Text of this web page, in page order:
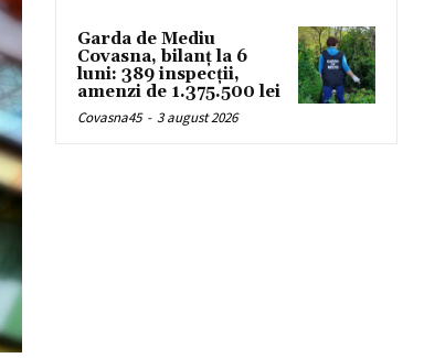
Garda de Mediu
Covasna, bilanț la 6
luni: 389 inspecții,
amenzi de 1.375.500 lei
Covasna45 - 3 august 2026